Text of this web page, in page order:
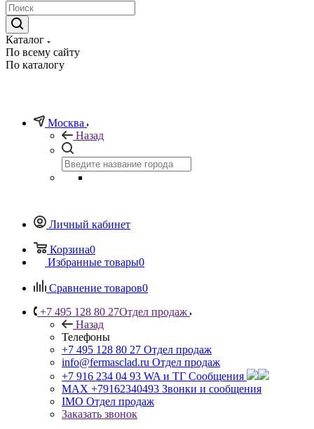
Каталог
По всему сайту
По каталогу
Москва
Назад
Личный кабинет
Корзина0
Избранные товары0
Сравнение товаров0
+7 495 128 80 27Отдел продаж
Назад
Телефоны
+7 495 128 80 27 Отдел продаж
info@fermasclad.ru Отдел продаж
+7 916 234 04 93 WA и ТГ Сообщения
MAX +79162340493 Звонки и сообщения
IMO Отдел продаж
Заказать звонок